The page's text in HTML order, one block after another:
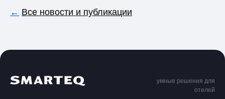
← Все новости и публикации
умные решения для
отелей